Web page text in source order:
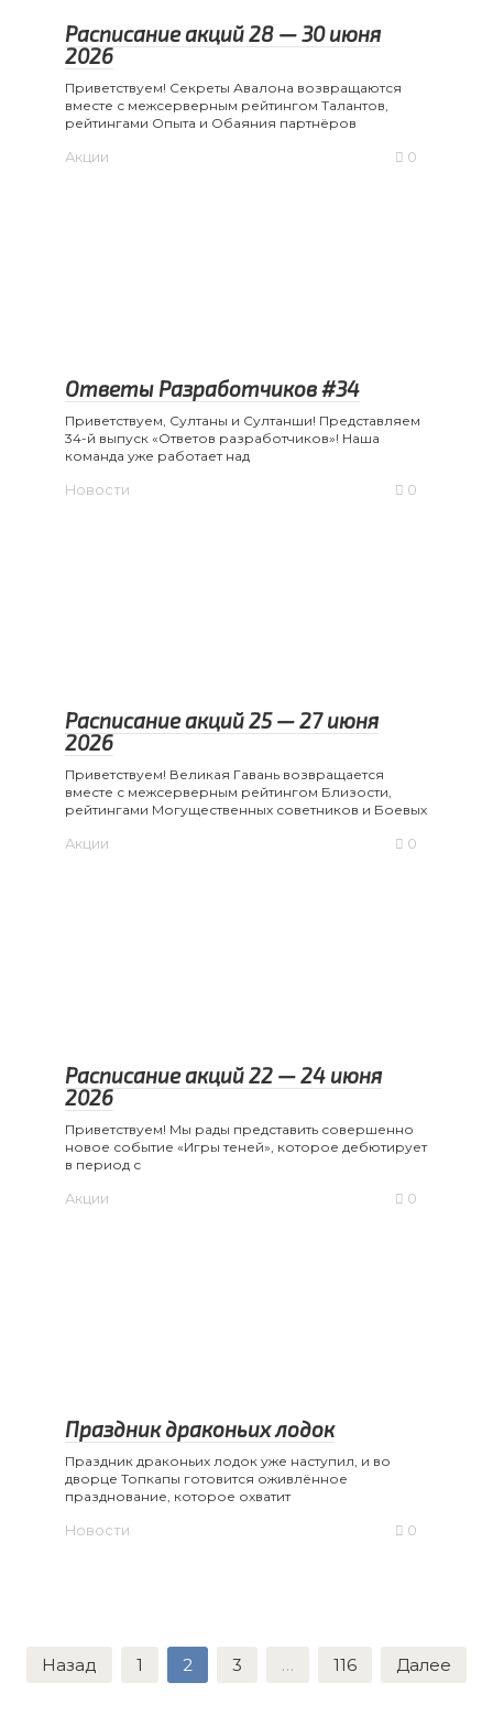
Расписание акций 28 — 30 июня
2026
Приветствуем! Секреты Авалона возвращаются
вместе с межсерверным рейтингом Талантов,
рейтингами Опыта и Обаяния партнёров
Акции 0
Ответы Разработчиков #34
Приветствуем, Султаны и Султанши! Представляем
34-й выпуск «Ответов разработчиков»! Наша
команда уже работает над
Новости 0
Расписание акций 25 — 27 июня
2026
Приветствуем! Великая Гавань возвращается
вместе с межсерверным рейтингом Близости,
рейтингами Могущественных советников и Боевых
Акции 0
Расписание акций 22 — 24 июня
2026
Приветствуем! Мы рады представить совершенно
новое событие «Игры теней», которое дебютирует
в период с
Акции 0
Праздник драконьих лодок
Праздник драконьих лодок уже наступил, и во
дворце Топкапы готовится оживлённое
празднование, которое охватит
Новости 0
Пагинация
записей
Назад 1 2 3 … 116 Далее